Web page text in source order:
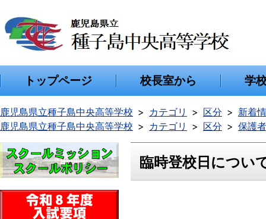
トップページ 校長室から 学
鹿児島県立種子島中央高等学校 カテゴリ 区分
新着
鹿児島県立種子島中央高等学校
カテゴリ 区分 保護
臨時登校日につい